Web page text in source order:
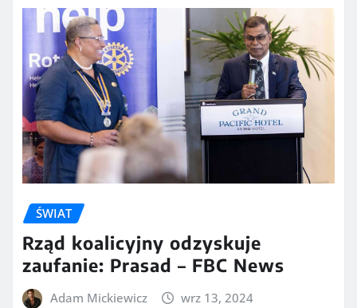
ŚWIAT
Rząd koalicyjny odzyskuje
zaufanie: Prasad – FBC News
Adam Mickiewicz wrz 13, 2024